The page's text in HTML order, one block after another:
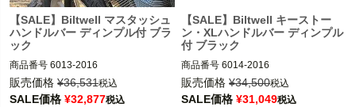
【SALE】Biltwell マスタッシュ
ハンドルバー ディンプル付 ブラ
ック
商品番号 6013-2016
3OT：0601-5131
販売価格 ¥36,531税込
SALE価格 ¥32,877税込
【SALE】Biltwell キーストー
ン・XLハンドルバー ディンプル
付 ブラック
商品番号 6014-2016
3OT：0601-5133
販売価格 ¥34,500税込
SALE価格 ¥31,049税込